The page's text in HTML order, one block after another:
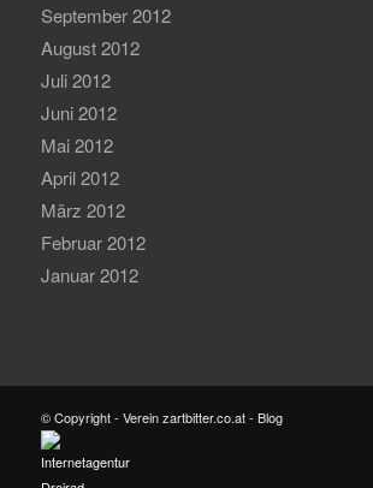
September 2012
August 2012
Juli 2012
Juni 2012
Mai 2012
April 2012
März 2012
Februar 2012
Januar 2012
© Copyright - Verein zartbitter.co.at - Blog